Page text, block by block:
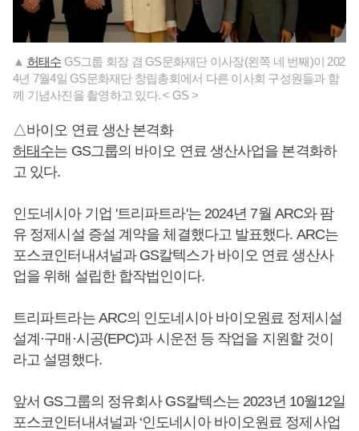
▲ 허태수 GS그룹 회장 겸 GS문화재단 이사장(왼쪽 네 번째)이 202
4년 7월4일 GS문화재단 창립총회에서 다른 이사회 구성원들과 함
께 기념사진을 촬영하고 있다. < GS >
△바이오 연료 생산 본격화
허태수는 GS그룹의 바이오 연료 생산사업을 본격화하
고 있다.
인도네시아 기업 '트리파트라'는 2024년 7월 ARC와 팜
유 정제시설 증설 계약을 체결했다고 발표했다. ARC는
포스코인터내셔널과 GS칼텍스가 바이오 연료 생산사
업을 위해 설립한 합작법인이다.
트리파트라는 ARC의 인도네시아 바이오원료 정제시설
설계·구매·시공(EPC)과 시운전 등 작업을 지원할 것이
라고 설명했다.
앞서 GS그룹의 정유회사 GS칼텍스는 2023년 10월12일
포스코인터내셔널과 ‘인도네시아 바이오원료 정제사업